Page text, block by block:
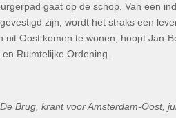
gaat op de schop. Van een
zijn, wordt het straks een
uit Oost komen te wonen, hoopt Jan-
Ruimtelijke Ordening.
Brug, krant voor Amsterdam-Oost,